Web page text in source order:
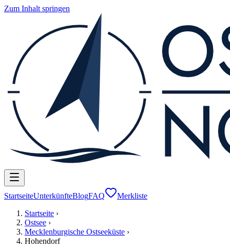
Zum Inhalt springen
StartseiteUnterkünfteBlogFAQ
Merkliste
Startseite ›
Ostsee ›
Mecklenburgische Ostseeküste ›
Hohendorf